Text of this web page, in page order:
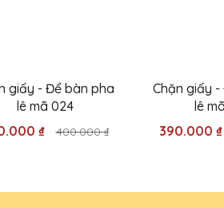
với chất lượng sản phẩm cũng như
dài lâu!
giấy - Để bàn pha
lê mã 024
₫
400.000 ₫
Chặn giấy
lê
390.000 ₫